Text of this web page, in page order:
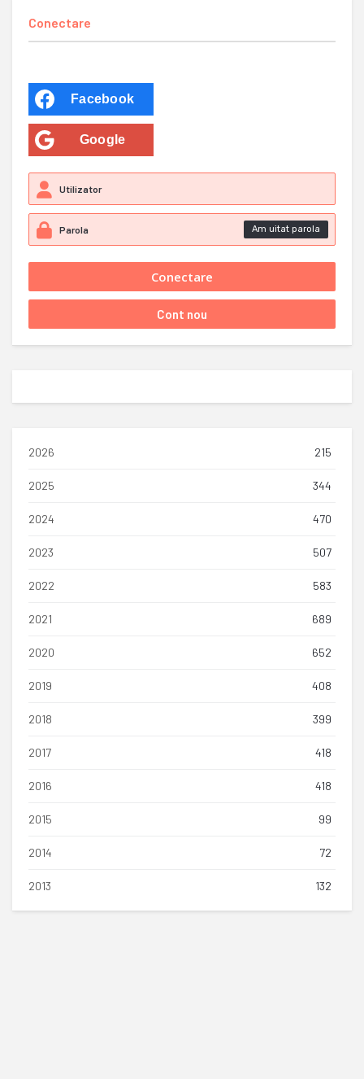
Conectare
Facebook
Google
Am uitat parola
2026 215
2025 344
2024 470
2023 507
2022 583
2021 689
2020 652
2019 408
2018 399
2017 418
2016 418
2015 99
2014 72
2013 132